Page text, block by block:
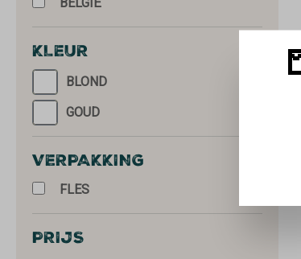
KLEUR
BLOND
GOUD
VERPAKKING
FLES
PRIJS